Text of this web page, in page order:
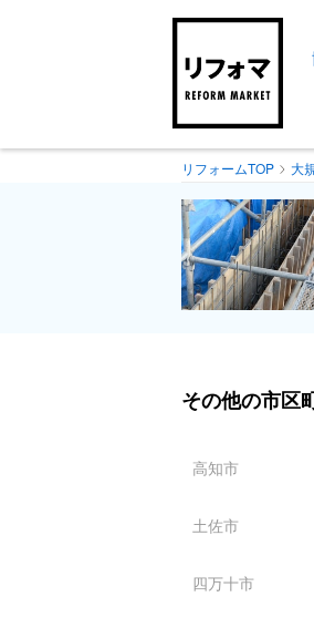
リフォームTOP 大
その他の市区
高知市
土佐市
四万十市